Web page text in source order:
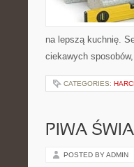
na lepszą kuchnię.
ciekawych
CATEGORIES:
PIWA
POSTED BY ADMIN